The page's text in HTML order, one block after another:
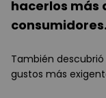
hacerlos más
consumidores.
También
gustos más